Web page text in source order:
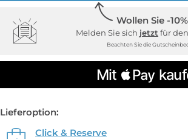
Wollen Sie -
Melden Sie sich jetzt für
Beachten Sie die
Lieferoption:
Click & Reserve